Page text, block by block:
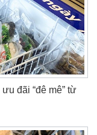
đãi “đê mê” từ